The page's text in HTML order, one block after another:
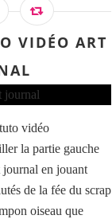
VIDÉO ART
vidéo
la partie gauche
journal en jouant
de la fée du scrap
oiseau que